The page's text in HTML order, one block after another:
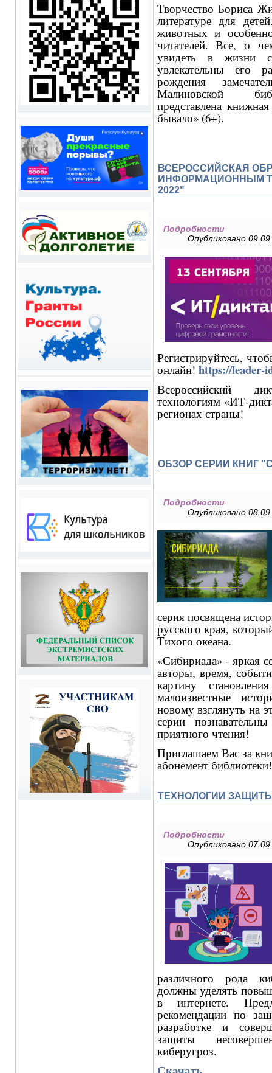
Творчество Бориса
литературе для
животных и
читателей. Все, о
увидеть в жизни
увлекательны его
рождения
Малиновской
представлена
бывало» (6+).
ВСЕРОССИЙСКАЯ
ИНФОРМАЦИОННЫМ
2022"
Подробности
Опубликовано
Регистрируйтесь,
онлайн! https://leader-
Всероссийский
технологиям «ИТ-
регионах страны!
ОБЗОР СЕРИИ КНИГ
Подробности
Опубликовано
серия посвящена
русского края,
Тихого океана.
«Сибириада» - яркая
авторы, время,
картину
малоизвестные
новому взглянуть на
серии
приятного чтения!
Приглашаем Вас за
абонемент
ТЕХНОЛОГИИ
Подробности
Опубликовано
различного рода
должны уделять
в интернете.
рекомендации по
разработке и
защиты
киберугроз.